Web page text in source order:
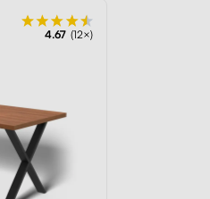
4.67 (12×)